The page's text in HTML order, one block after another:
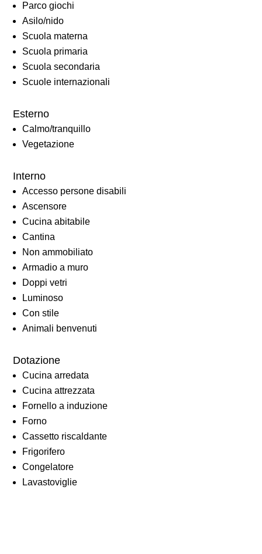
Parco giochi
Asilo/nido
Scuola materna
Scuola primaria
Scuola secondaria
Scuole internazionali
Esterno
Calmo/tranquillo
Vegetazione
Interno
Accesso persone disabili
Ascensore
Cucina abitabile
Cantina
Non ammobiliato
Armadio a muro
Doppi vetri
Luminoso
Con stile
Animali benvenuti
Dotazione
Cucina arredata
Cucina attrezzata
Fornello a induzione
Forno
Cassetto riscaldante
Frigorifero
Congelatore
Lavastoviglie